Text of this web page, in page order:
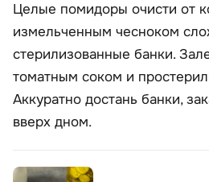
Целые помидоры очисти от
измельченным чесноком
стерилизованные банки.
томатным соком и
Аккуратно достань банки,
вверх дном.